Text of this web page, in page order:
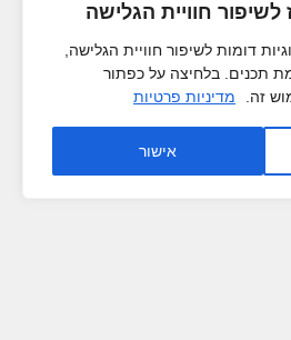
חוויית הגלישה
דומות לשיפור חוויית הגלישה,
תכנים. בלחיצה על כפתור
זה.
מדיניות פרטיות
אישור